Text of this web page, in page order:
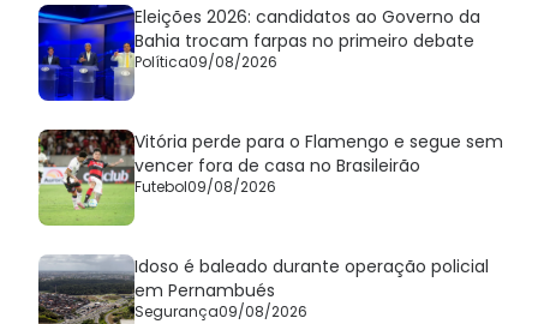
Eleições 2026: candidatos ao Governo da
Bahia trocam farpas no primeiro debate
Política09/08/2026
Vitória perde para o Flamengo e segue sem
vencer fora de casa no Brasileirão
Futebol09/08/2026
Idoso é baleado durante operação policial
em Pernambués
Segurança09/08/2026